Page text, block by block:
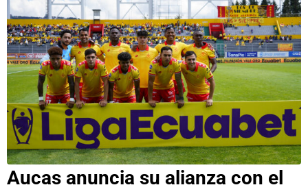
Aucas anuncia su alianza con el